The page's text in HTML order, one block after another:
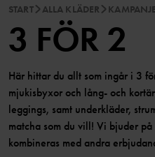
START ALLA KLÄDER
3 FÖR 2
Här hittar du allt som ingår i 3
mjukisbyxor och lång- och
leggings, samt underkläder,
matcha som du vill! Vi bjuder
kombineras med andra